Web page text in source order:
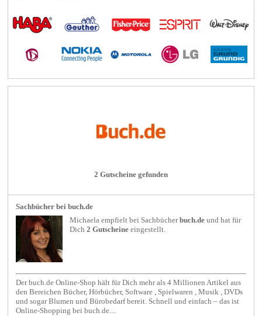
2 Gutscheine gefunden
Sachbücher bei buch.de
Michaela empfielt bei Sachbücher buch.de und hat für
Dich2 Gutscheine eingestellt.
Der buch.de Online-Shop hält für Dich mehr als 4 Millionen Artikel aus
den Bereichen Bücher, Hörbücher, Software , Spielwaren , Musik , DVDs
und sogar Blumen und Bürobedarf bereit. Schnell und einfach – das ist
Online-Shopping bei buch.de....